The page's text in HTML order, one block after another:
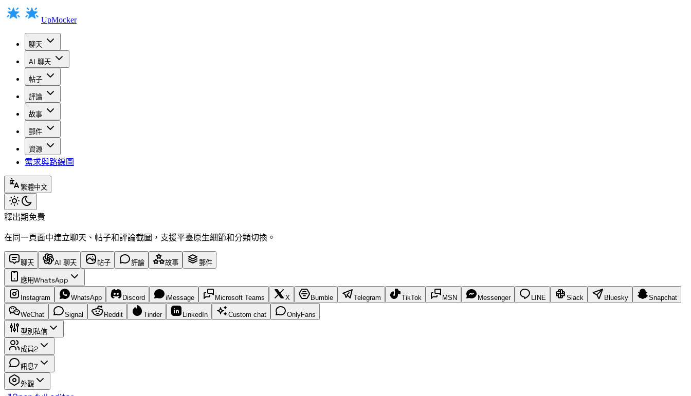
UpMocker
聊天
AI 聊天
帖子
評論
故事
郵件
資源
需求與路線圖
繁體中文
釋出期免費
在同一頁面中建立聊天、帖子和評論截圖，支援平臺原生細節和分類切換。
聊天 AI 聊天 帖子 評論 故事 郵件
應用WhatsApp
Instagram WhatsApp Discord iMessage Microsoft Teams X Bumble Telegram TikTok MSN Messenger LINE Slack Bluesky Snapchat
WeChat Signal Reddit Tinder LinkedIn Custom chat OnlyFans
型別 私信
成員2
訊息7
外觀